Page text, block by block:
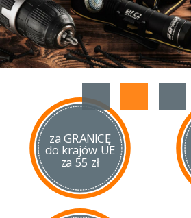
za GRANICĘ
do krajów UE
za 55 zł